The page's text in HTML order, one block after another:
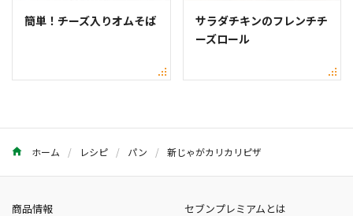
簡単！チーズ入りオムそば
サラダチキンのフレンチチ
ーズロール
ホーム レシピ パン 新じゃがカリカリピザ
商品情報 セブンプレミアムとは